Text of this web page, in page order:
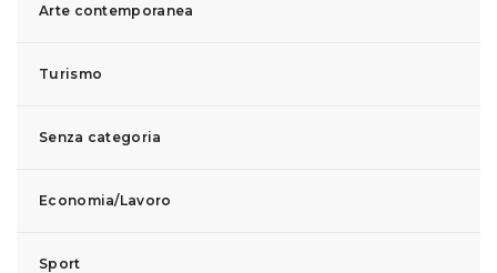
Arte contemporanea
Turismo
Senza categoria
Economia/Lavoro
Sport